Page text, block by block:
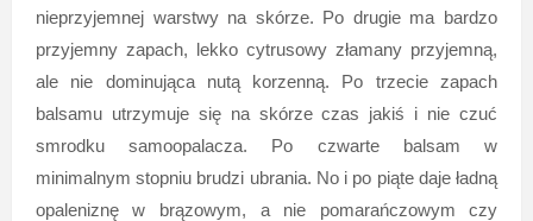
nieprzyjemnej warstwy na skórze. Po drugie ma bardzo
przyjemny zapach, lekko cytrusowy złamany przyjemną,
ale nie dominująca nutą korzenną. Po trzecie zapach
balsamu utrzymuje się na skórze czas jakiś i nie czuć
smrodku samoopalacza. Po czwarte balsam w
minimalnym stopniu brudzi ubrania. No i po piąte daje ładną
opaleniznę w brązowym, a nie pomarańczowym czy